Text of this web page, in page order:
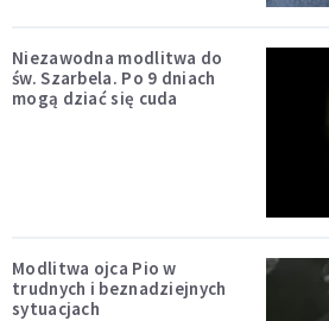
Niezawodna modlitwa do
św. Szarbela. Po 9 dniach
mogą dziać się cuda
Modlitwa ojca Pio w
trudnych i beznadziejnych
sytuacjach